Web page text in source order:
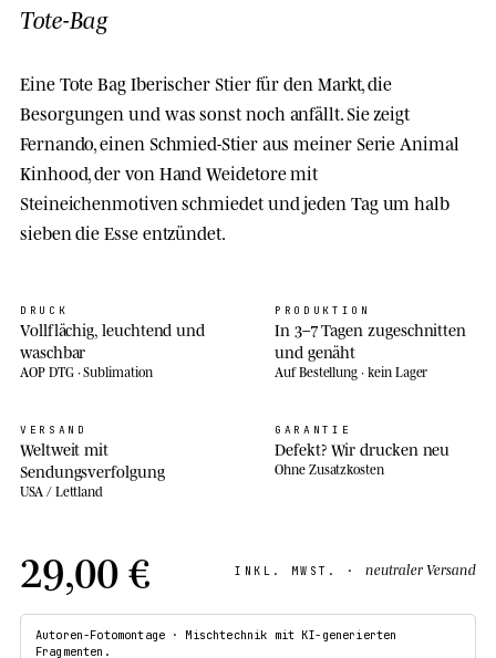
Tote-Bag
Eine Tote Bag Iberischer Stier für den Markt, die
Besorgungen und was sonst noch anfällt. Sie zeigt
Fernando, einen Schmied-Stier aus meiner Serie Animal
Kinhood, der von Hand Weidetore mit
Steineichenmotiven schmiedet und jeden Tag um halb
sieben die Esse entzündet.
DRUCK
Vollflächig, leuchtend und
waschbar
AOP DTG · Sublimation
PRODUKTION
In 3–7 Tagen zugeschnitten
und genäht
Auf Bestellung · kein Lager
VERSAND
Weltweit mit
Sendungsverfolgung
USA / Lettland
GARANTIE
Defekt? Wir drucken neu
Ohne Zusatzkosten
29,00 € INKL. MWST. · neutraler Versand
Autoren-Fotomontage · Mischtechnik mit KI-generierten
Fragmenten.